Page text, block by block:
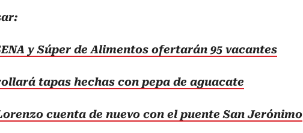
y Súper de Alimentos ofertarán 95 vacantes
tapas hechas con pepa de aguacate
cuenta de nuevo con el puente San Jerónimo